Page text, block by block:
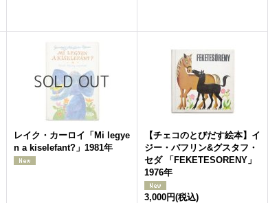
レイク・カーロイ「Mi legye
n a kiselefant?」1981年
【チェコのとびだす絵本】イ
ジー・パフリン&グスタフ・
セダ 「FEKETESORENY」
1976年
3,000円(税込)